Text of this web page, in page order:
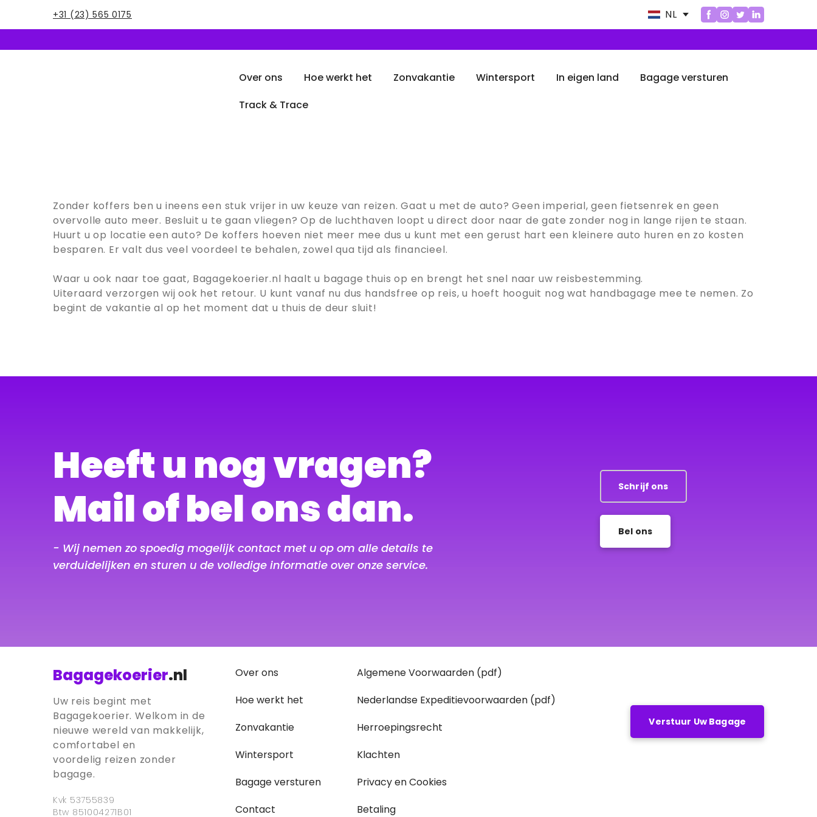
+31 (23) 565 0175 NL
Over ons Hoe werkt het Zonvakantie Wintersport In eigen land
Bagage versturen
Track & Trace
Zonder koffers ben u ineens een stuk vrijer in uw keuze van reizen. Gaat u met de auto? Geen imperial, geen fietsenrek en geen
overvolle auto meer. Besluit u te gaan vliegen? Op de luchthaven loopt u direct door naar de gate zonder nog in lange rijen te staan.
Huurt u op locatie een auto? De koffers hoeven niet meer mee dus u kunt met een gerust hart een kleinere auto huren en zo kosten
besparen. Er valt dus veel voordeel te behalen, zowel qua tijd als financieel.
Waar u ook naar toe gaat, Bagagekoerier.nl haalt u bagage thuis op en brengt het snel naar uw reisbestemming.
Uiteraard verzorgen wij ook het retour. U kunt vanaf nu dus handsfree op reis, u hoeft hooguit nog wat handbagage mee te nemen. Zo
begint de vakantie al op het moment dat u thuis de deur sluit!
Heeft u nog vragen?
Mail of bel ons dan.
- Wij nemen zo spoedig mogelijk contact met u op om alle details te
verduidelijken en sturen u de volledige informatie over onze service.
Schrijf ons
Bel ons
Bagagekoerier.nl
Uw reis begint met
Bagagekoerier. Welkom in de
nieuwe wereld van makkelijk,
comfortabel en
voordelig reizen zonder
bagage.
Kvk 53755839
Btw 851004271B01
Over ons
Hoe werkt het
Zonvakantie
Wintersport
Bagage versturen
Contact
Algemene Voorwaarden (pdf)
Nederlandse Expeditievoorwaarden (pdf)
Herroepingsrecht
Klachten
Privacy en Cookies
Betaling
Verstuur Uw Bagage